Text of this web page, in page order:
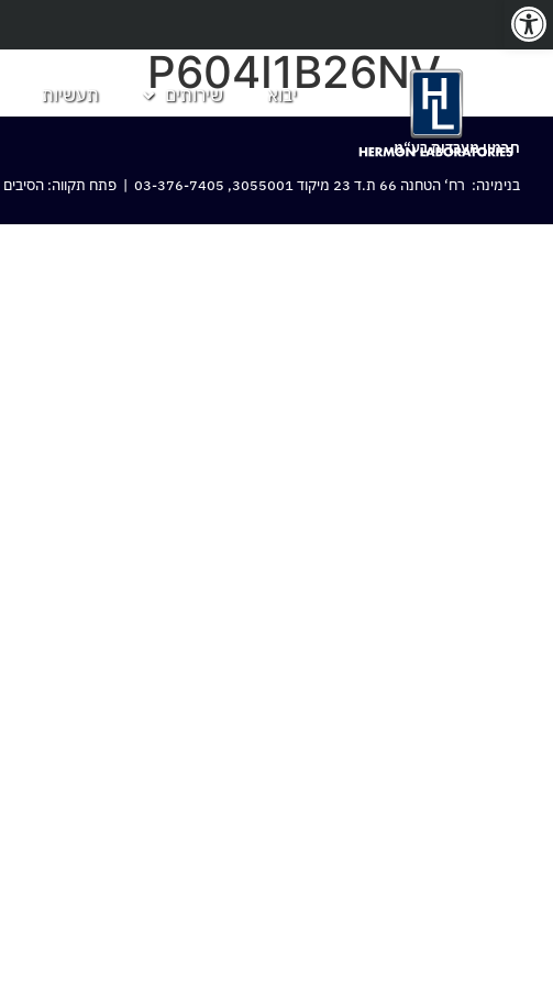
יבוא שירותים תעשיות P604I1B26NV
חרמון מעבדות בע“מ
בנימינה: רח‘ הטחנה 66 ת.ד 23 מיקוד 3055001,
03-376-7405 | פתח תקווה: הסיבים 43